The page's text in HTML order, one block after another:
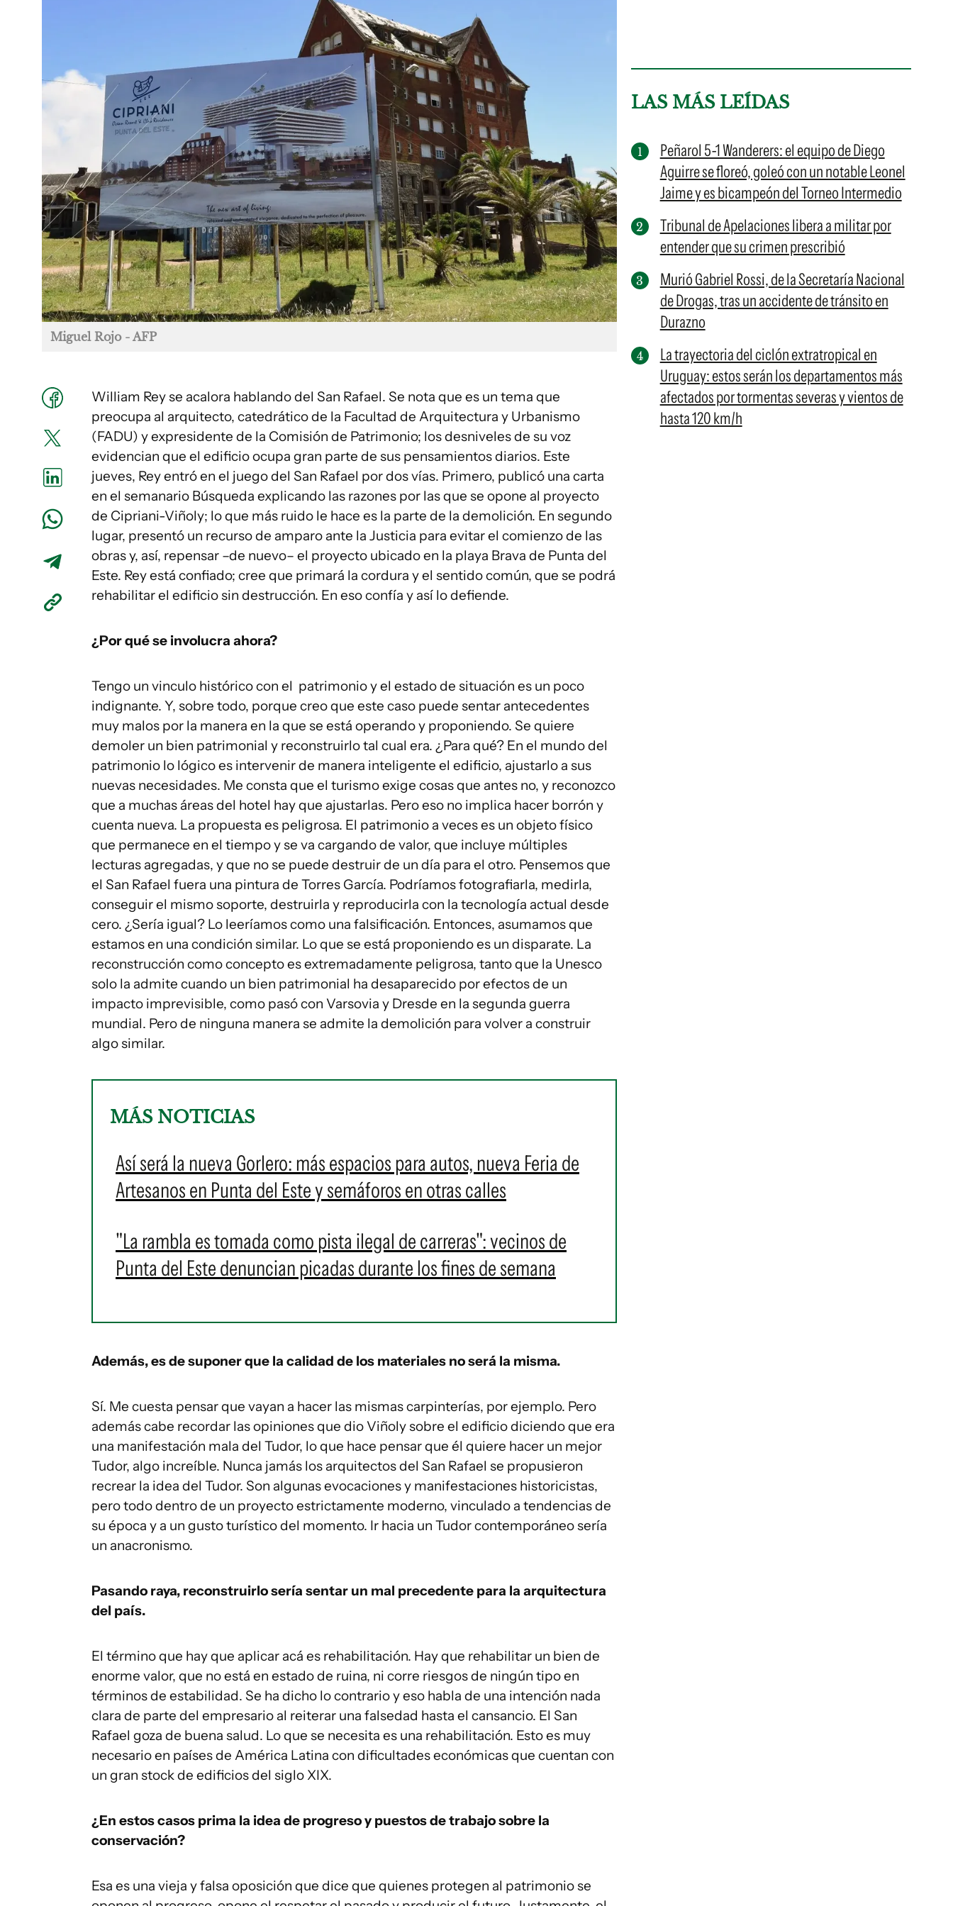
Miguel Rojo - AFP
William Rey se acalora hablando del San Rafael. Se nota que es un tema que
preocupa al arquitecto, catedrático de la Facultad de Arquitectura y Urbanismo
(FADU) y expresidente de la Comisión de Patrimonio; los desniveles de su voz
evidencian que el edificio ocupa gran parte de sus pensamientos diarios. Este
jueves, Rey entró en el juego del San Rafael por dos vías. Primero, publicó una carta
en el semanario Búsqueda explicando las razones por las que se opone al proyecto
de Cipriani-Viñoly; lo que más ruido le hace es la parte de la demolición. En segundo
lugar, presentó un recurso de amparo ante la Justicia para evitar el comienzo de las
obras y, así, repensar –de nuevo– el proyecto ubicado en la playa Brava de Punta del
Este. Rey está confiado; cree que primará la cordura y el sentido común, que se podrá
rehabilitar el edificio sin destrucción. En eso confía y así lo defiende.
¿Por qué se involucra ahora?
Tengo un vinculo histórico con el patrimonio y el estado de situación es un poco
indignante. Y, sobre todo, porque creo que este caso puede sentar antecedentes
muy malos por la manera en la que se está operando y proponiendo. Se quiere
demoler un bien patrimonial y reconstruirlo tal cual era. ¿Para qué? En el mundo del
patrimonio lo lógico es intervenir de manera inteligente el edificio, ajustarlo a sus
nuevas necesidades. Me consta que el turismo exige cosas que antes no, y reconozco
que a muchas áreas del hotel hay que ajustarlas. Pero eso no implica hacer borrón y
cuenta nueva. La propuesta es peligrosa. El patrimonio a veces es un objeto físico
que permanece en el tiempo y se va cargando de valor, que incluye múltiples
lecturas agregadas, y que no se puede destruir de un día para el otro. Pensemos que
el San Rafael fuera una pintura de Torres García. Podríamos fotografiarla, medirla,
conseguir el mismo soporte, destruirla y reproducirla con la tecnología actual desde
cero. ¿Sería igual? Lo leeríamos como una falsificación. Entonces, asumamos que
estamos en una condición similar. Lo que se está proponiendo es un disparate. La
reconstrucción como concepto es extremadamente peligrosa, tanto que la Unesco
solo la admite cuando un bien patrimonial ha desaparecido por efectos de un
impacto imprevisible, como pasó con Varsovia y Dresde en la segunda guerra
mundial. Pero de ninguna manera se admite la demolición para volver a construir
algo similar.
MÁS NOTICIAS
Así será la nueva Gorlero: más espacios para autos, nueva Feria de
Artesanos en Punta del Este y semáforos en otras calles
"La rambla es tomada como pista ilegal de carreras": vecinos de
Punta del Este denuncian picadas durante los fines de semana
Además, es de suponer que la calidad de los materiales no será la misma.
Sí. Me cuesta pensar que vayan a hacer las mismas carpinterías, por ejemplo. Pero
además cabe recordar las opiniones que dio Viñoly sobre el edificio diciendo que era
una manifestación mala del Tudor, lo que hace pensar que él quiere hacer un mejor
Tudor, algo increíble. Nunca jamás los arquitectos del San Rafael se propusieron
recrear la idea del Tudor. Son algunas evocaciones y manifestaciones historicistas,
pero todo dentro de un proyecto estrictamente moderno, vinculado a tendencias de
su época y a un gusto turístico del momento. Ir hacia un Tudor contemporáneo sería
un anacronismo.
Pasando raya, reconstruirlo sería sentar un mal precedente para la arquitectura
del país.
El término que hay que aplicar acá es rehabilitación. Hay que rehabilitar un bien de
enorme valor, que no está en estado de ruina, ni corre riesgos de ningún tipo en
términos de estabilidad. Se ha dicho lo contrario y eso habla de una intención nada
clara de parte del empresario al reiterar una falsedad hasta el cansancio. El San
Rafael goza de buena salud. Lo que se necesita es una rehabilitación. Esto es muy
necesario en países de América Latina con dificultades económicas que cuentan con
un gran stock de edificios del siglo XIX.
¿En estos casos prima la idea de progreso y puestos de trabajo sobre la
conservación?
Esa es una vieja y falsa oposición que dice que quienes protegen al patrimonio se
LAS MÁS LEÍDAS
Peñarol 5-1 Wanderers: el equipo de Diego
Aguirre se floreó, goleó con un notable Leonel
Jaime y es bicampeón del Torneo Intermedio
Tribunal de Apelaciones libera a militar por
entender que su crimen prescribió
Murió Gabriel Rossi, de la Secretaría Nacional
de Drogas, tras un accidente de tránsito en
Durazno
La trayectoria del ciclón extratropical en
Uruguay: estos serán los departamentos más
afectados por tormentas severas y vientos de
hasta 120 km/h